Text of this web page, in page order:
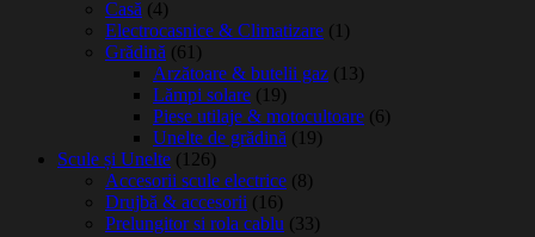
Casă (4)
Electrocasnice & Climatizare (1)
Grădină (61)
Arzătoare & butelii gaz (13)
Lămpi solare (19)
Piese utilaje & motocultoare (6)
Unelte de grădină (19)
Scule și Unelte (126)
Accesorii scule electrice (8)
Drujbă & accesorii (16)
Prelungitor si rola cablu (33)